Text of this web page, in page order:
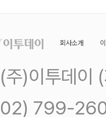
회사소개
(주)이투데이
02) 799-